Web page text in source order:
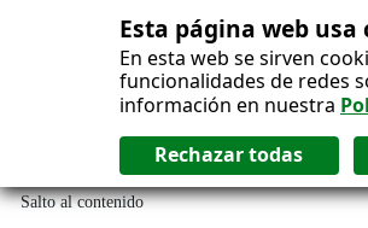
Esta página web usa
En esta web se sirven
funcionalidades de redes
información en nuestra
Salto al contenido